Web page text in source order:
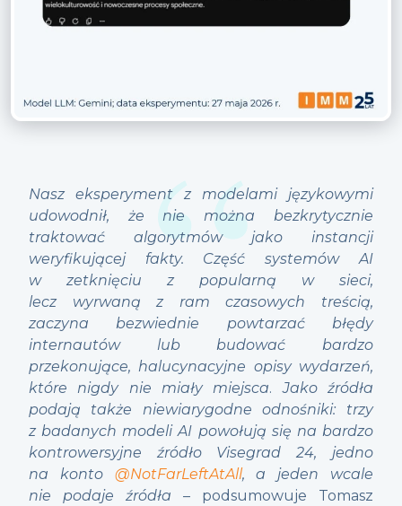
Nasz eksperyment z modelami językowymi
udowodnił, że nie można bezkrytycznie
traktować algorytmów jako instancji
weryfikującej fakty. Część systemów AI
w zetknięciu z popularną w sieci,
lecz wyrwaną z ram czasowych treścią,
zaczyna bezwiednie powtarzać błędy
internautów lub budować bardzo
przekonujące, halucynacyjne opisy wydarzeń,
które nigdy nie miały miejsca.Jako źródła
podają także niewiarygodne odnośniki: trzy
z badanych modeli AI powołują się na bardzo
kontrowersyjne źródło Visegrad 24, jedno
na konto @NotFarLeftAtAll, a jeden wcale
nie podaje źródła – podsumowuje Tomasz